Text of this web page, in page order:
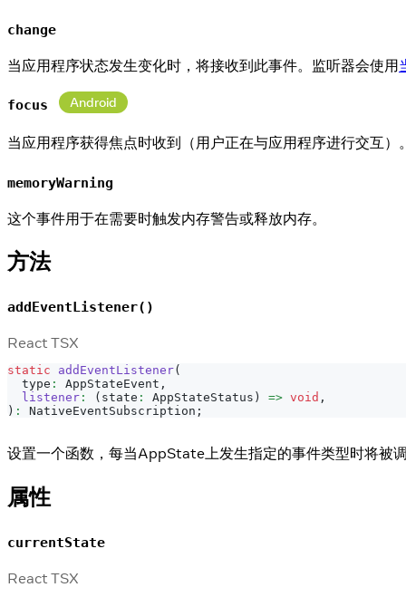
change
当应用程序状态发生变化时，将接收到此事件。监听器会使用
focus Android
当应用程序获得焦点时收到（用户正在与应用程序进行交互）
memoryWarning
这个事件用于在需要时触发内存警告或释放内存。
方法
addEventListener()
React TSX
static addEventListener(
  type
: AppStateEvent ,
listener : ( state : AppStateStatus ) => void ,
) : NativeEventSubscription ;
设置一个函数，每当AppState上发生指定的事件类型时将被
属性
currentState
React TSX